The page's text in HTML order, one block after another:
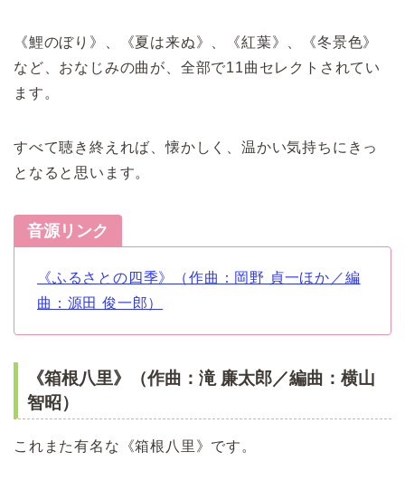
《鯉のぼり》、《夏は来ぬ》、《紅葉》、《冬景色》
など、おなじみの曲が、全部で11曲セレクトされてい
ます。
すべて聴き終えれば、懐かしく、温かい気持ちにきっ
となると思います。
音源リンク
《ふるさとの四季》（作曲：岡野 貞一ほか／編
曲：源田 俊一郎）
《箱根八里》（作曲：滝 廉太郎／編曲：横山
智昭）
これまた有名な《箱根八里》です。